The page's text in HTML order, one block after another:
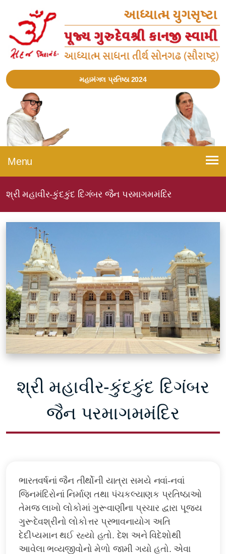
મહામંગલ પ્રતિષ્ઠા 2024
Menu
શ્રી મહાવીર-કુંદકુંદ દિગંબર જૈન પરમાગમમંદિર
શ્રી મહાવીર-કુંદકુંદ દિગંબર
જૈન પરમાગમમંદિર
ભારતવર્ષનાં જૈન તીર્થોની યાત્રા સમયે નવાં-નવાં
જિનમંદિરોનાં નિર્માણ તથા પંચકલ્યાણક પ્રતિષ્ઠાઓ
તેમજ લાખો લોકોમાં ગુરૂવાણીના પ્રચાર દ્વારા પૂજ્ય
ગુરૂદેવશ્રીનો લોકોત્તર પ્રભાવનાયોગ અતિ
દેદીપ્યમાન થઈ રહ્યો હતો. દેશ અને વિદેશોથી
આવેલા ભવ્યજીવોનો મેળો જામી ગયો હતો. એવા